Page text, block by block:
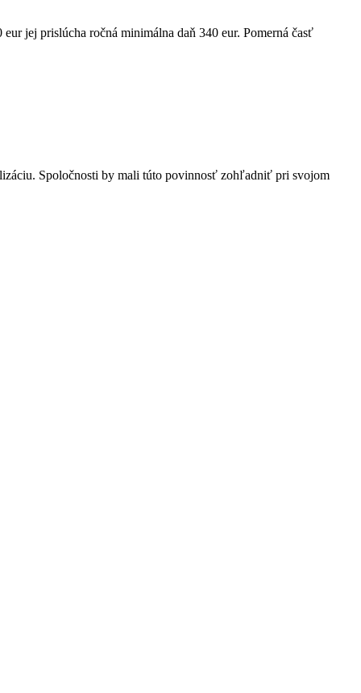
jej prislúcha ročná minimálna daň 340 eur. Pomerná časť
Spoločnosti by mali túto povinnosť zohľadniť pri svojom